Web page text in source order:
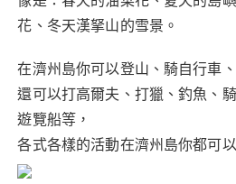
花、冬天漢拏山的雪景。
在濟州島你可以登山、騎自行車
還可以打高爾夫、打獵、釣魚、
遊覽船等，
各式各樣的活動在濟州島你都可